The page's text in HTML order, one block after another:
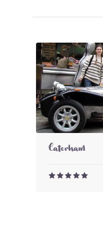
Caterham